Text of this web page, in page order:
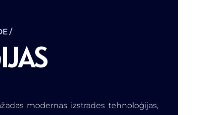
IJAS
modernās izstrādes tehnoloģijas,